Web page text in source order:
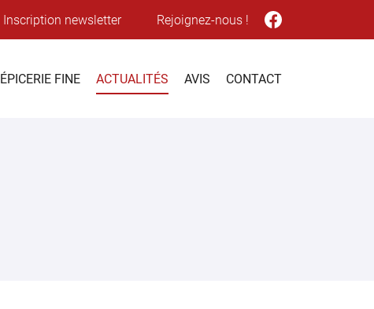
Inscription newsletter Rejoignez-nous !
ÉPICERIE FINE ACTUALITÉS AVIS CONTACT